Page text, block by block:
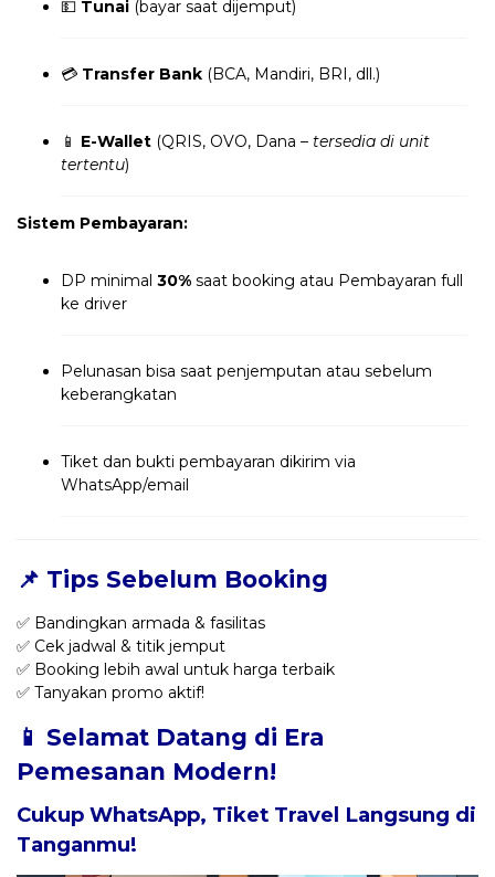
💵 Tunai (bayar saat dijemput)
💳 Transfer Bank (BCA, Mandiri, BRI, dll.)
📱 E-Wallet (QRIS, OVO, Dana – tersedia di unit
tertentu)
Sistem Pembayaran:
DP minimal 30% saat booking atau Pembayaran full
ke driver
Pelunasan bisa saat penjemputan atau sebelum
keberangkatan
Tiket dan bukti pembayaran dikirim via
WhatsApp/email
📌 Tips Sebelum Booking
✅ Bandingkan armada & fasilitas
✅ Cek jadwal & titik jemput
✅ Booking lebih awal untuk harga terbaik
✅ Tanyakan promo aktif!
📱 Selamat Datang di Era
Pemesanan Modern!
Cukup WhatsApp, Tiket Travel Langsung di
Tanganmu!